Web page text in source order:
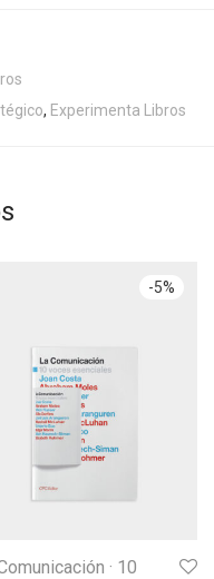
, Experimenta Libros
-5%
· 10